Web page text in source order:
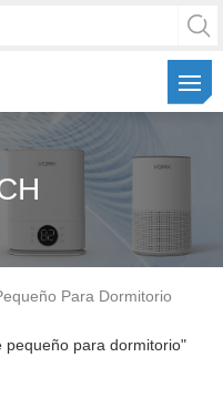
Para Dormitorio
pequeño para dormitorio"